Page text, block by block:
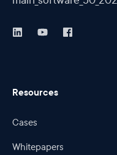
Resources
Cases
Whitepapers